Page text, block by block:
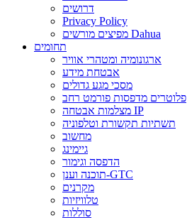
דרושים
Privacy Policy
מפיצים מורשים Dahua
תחומים
ארגונומיה ומטהרי אוויר
אבטחת מידע
מסכי מגע גדולים
פלוטרים מדפסות פורמט רחב
מצלמות אבטחה IP
תשתיות תקשורת וטלפוניה
מחשוב
גיימינג
הדפסה וגימור
תוכנה וענן-GTC
מקרנים
טלוויזיות
סוללות